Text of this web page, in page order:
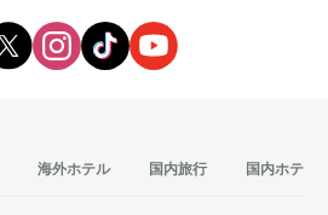
海外ホテル 国内旅行 国内ホテル